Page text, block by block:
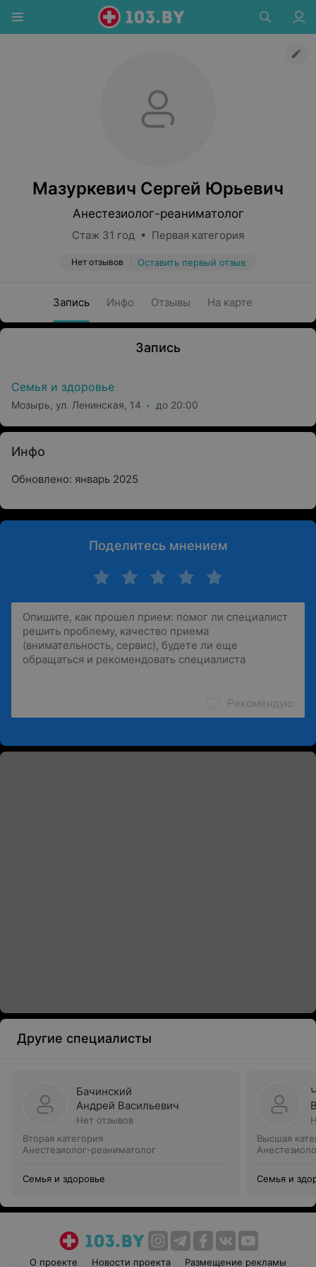
Мазуркевич Сергей Юрьевич
Анестезиолог-реаниматолог
Стаж 31 год • Первая категория
Нет отзывов Оставить первый отзыв
Запись Инфо Отзывы На карте
Запись
Семья и здоровье
Мозырь, ул. Ленинская, 14 до 20:00
Инфо
Обновлено: январь 2025
Поделитесь мнением
Рекомендую
Другие специалисты
Бачинский
Андрей Васильевич
Нет отзывов
Вторая категория
Анестезиолог-реаниматолог
Семья и здоровье
Высшая
Семья и
О проекте Новости проекта Размещение рекламы